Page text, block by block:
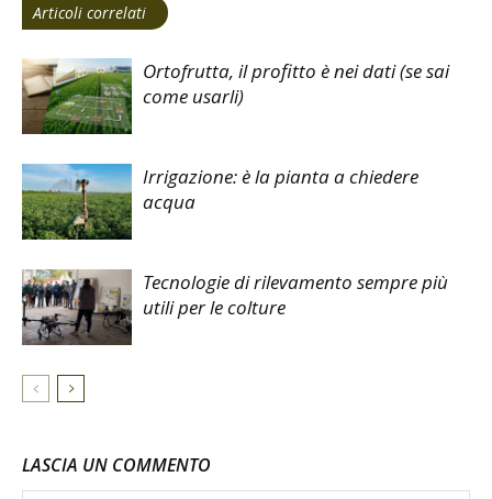
Articoli correlati
Ortofrutta, il profitto è nei dati (se sai
come usarli)
Irrigazione: è la pianta a chiedere
acqua
Tecnologie di rilevamento sempre più
utili per le colture
LASCIA UN COMMENTO